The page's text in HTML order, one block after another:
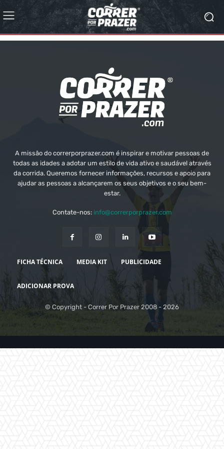
A missão do correrporprazer.com é inspirar e motivar pessoas de
todas as idades a adotar um estilo de vida ativo e saudável através
da corrida. Queremos fornecer informações, recursos e apoio para
ajudar as pessoas a alcançarem os seus objetivos e o seu bem-
estar.
Contate-nos: info@correrporprazer.com
FICHA TÉCNICA MEDIA KIT PUBLICIDADE
ADICIONAR PROVA
© Copyright - Correr Por Prazer 2008 - 2026